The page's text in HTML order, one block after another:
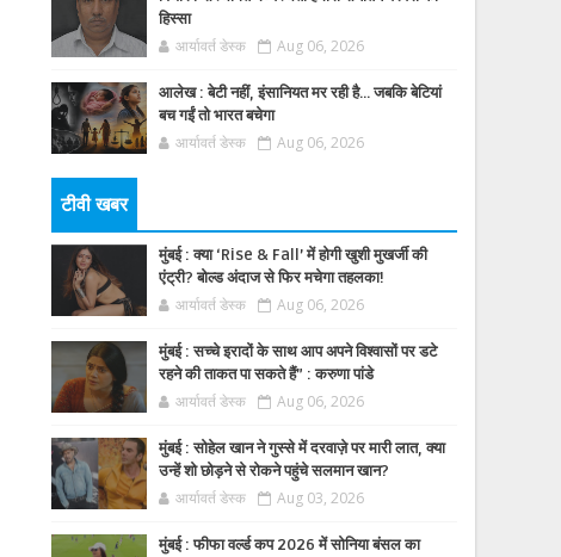
हिस्सा
आर्यावर्त डेस्क Aug 06, 2026
आलेख : बेटी नहीं, इंसानियत मर रही है… जबकि बेटियां
बच गईं तो भारत बचेगा
आर्यावर्त डेस्क Aug 06, 2026
टीवी खबर
मुंबई : क्या ‘Rise & Fall’ में होगी खुशी मुखर्जी की
एंट्री? बोल्ड अंदाज से फिर मचेगा तहलका!
आर्यावर्त डेस्क Aug 06, 2026
मुंबई : सच्चे इरादों के साथ आप अपने विश्वासों पर डटे
रहने की ताकत पा सकते हैं” : करुणा पांडे
आर्यावर्त डेस्क Aug 06, 2026
मुंबई : सोहेल खान ने गुस्से में दरवाज़े पर मारी लात, क्या
उन्हें शो छोड़ने से रोकने पहुंचे सलमान खान?
आर्यावर्त डेस्क Aug 03, 2026
मुंबई : फीफा वर्ल्ड कप 2026 में सोनिया बंसल का